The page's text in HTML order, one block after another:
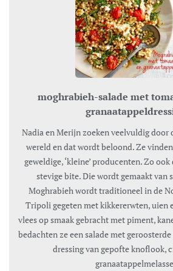
moghrabieh-salade met
Nadia en Merijn zoeken veelvuldig door de groot-mediterrane
wereld en dat wordt beloond. Ze
geweldige, ‘kleine’ producenten. Zo
stevige bite. Die wordt gemaakt van
Moghrabieh wordt traditioneel in de
Tripoli gegeten met kikkererwten, uien
vlees op smaak gebracht met piment,
bedachten ze een salade met
dressing van gepofte knoflook,